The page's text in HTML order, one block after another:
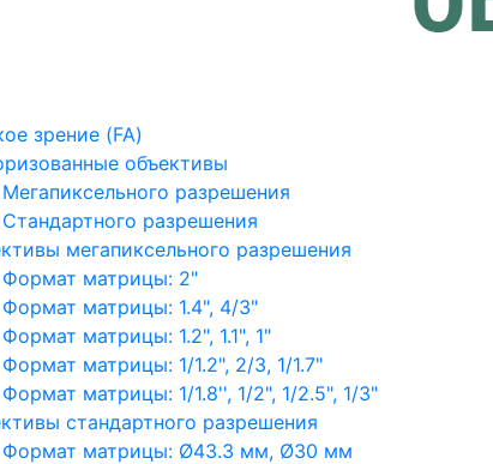
зрение (FA)
объективы
Мегапиксельного разрешения
Стандартного разрешения
мегапиксельного разрешения
Формат матрицы: 2"
Формат матрицы: 1.4", 4/3"
Формат матрицы: 1.2", 1.1", 1"
Формат матрицы: 1/1.2", 2/3, 1/1.7"
Формат матрицы: 1/1.8'', 1/2", 1/2.5", 1/3"
стандартного разрешения
Формат матрицы: Ø43.3 мм, Ø30 мм